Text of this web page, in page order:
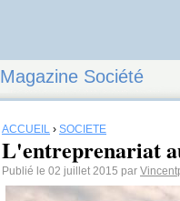
Magazine Société
ACCUEIL › SOCIÉTÉ
L'entreprenariat
Publié le 02 juillet 2015 par